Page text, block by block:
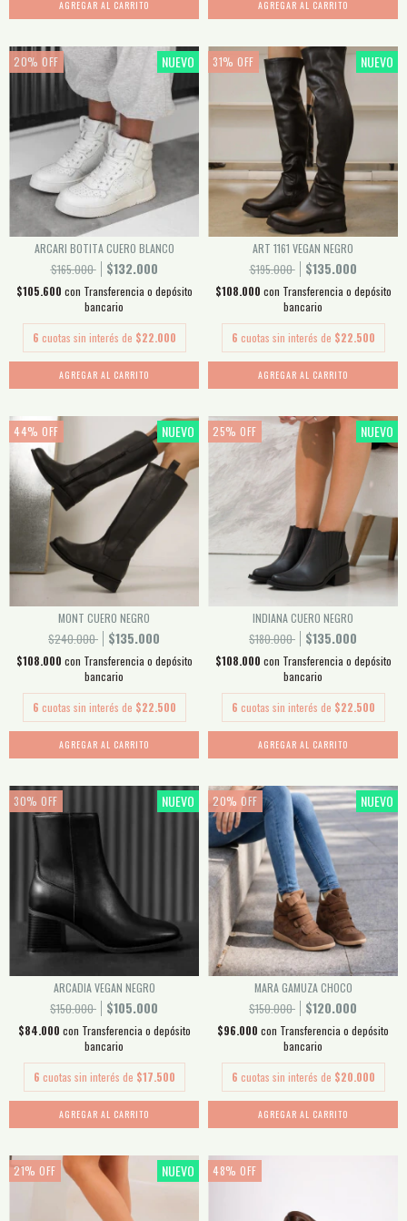
AGREGAR AL CARRITO AGREGAR AL CARRITO
20% OFF NUEVO
ARCARI BOTITA CUERO BLANCO
$165.000
$132.000
$105.600 con Transferencia o depósito
bancario
6 cuotas sin interés de $22.000
AGREGAR AL CARRITO
31% OFF NUEVO
ART 1161 VEGAN NEGRO
$195.000
$135.000
$108.000 con Transferencia o depósito
bancario
6 cuotas sin interés de $22.500
AGREGAR AL CARRITO
44% OFF NUEVO
MONT CUERO NEGRO
$240.000
$135.000
$108.000 con Transferencia o depósito
bancario
6 cuotas sin interés de $22.500
AGREGAR AL CARRITO
25% OFF NUEVO
INDIANA CUERO NEGRO
$180.000
$135.000
$108.000 con Transferencia o depósito
bancario
6 cuotas sin interés de $22.500
AGREGAR AL CARRITO
30% OFF NUEVO
ARCADIA VEGAN NEGRO
$150.000
$105.000
$84.000 con Transferencia o depósito
bancario
6 cuotas sin interés de $17.500
AGREGAR AL CARRITO
20% OFF NUEVO
MARA GAMUZA CHOCO
$150.000
$120.000
$96.000 con Transferencia o depósito
bancario
6 cuotas sin interés de $20.000
AGREGAR AL CARRITO
21% OFF NUEVO 48% OFF